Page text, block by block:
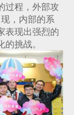
程，外部攻
，内部的系
表现出强烈的
挑战。